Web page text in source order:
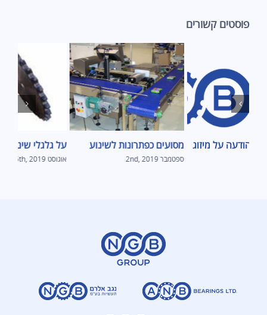
פוסטים קשורים
על מיזוג מסועים כפתרונות לשינוע
ספטמבר 2nd, 2019
על גלגלי שיניים
אוגוסט 15th, 2019